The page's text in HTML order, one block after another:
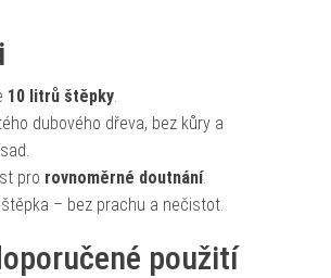
10 litrů štěpky.
dubového dřeva, bez kůry a
pro rovnoměrné doutnání.
– bez prachu a nečistot.
použití